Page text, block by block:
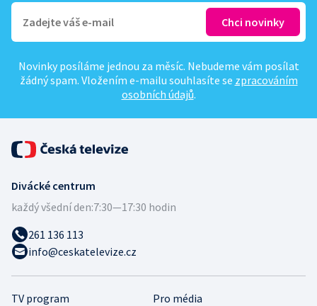
Novinky posíláme jednou za měsíc. Nebudeme vám posílat
žádný spam. Vložením e-mailu souhlasíte se zpracováním
osobních údajů.